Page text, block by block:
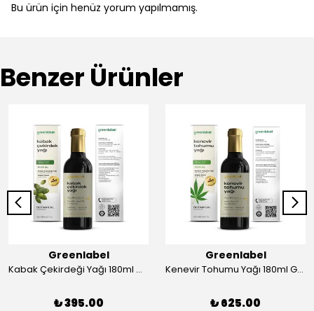
Bu ürün için henüz yorum yapılmamış.
Benzer Ürünler
Greenlabel
Kabak Çekirdeği Yağı 180ml Greenlabel
₺ 395.00
Greenlabel
Kenevir Tohumu Yağı 180ml Greenlabel
₺ 625.00